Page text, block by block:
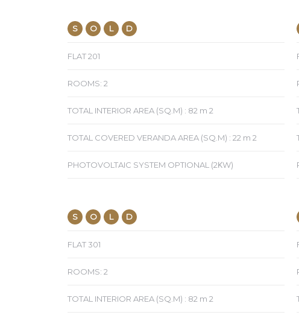
S O L D
FLAT 201
ROOMS: 2
TOTAL INTERIOR AREA (SQ.M) : 82 m 2
TOTAL COVERED VERANDA AREA (SQ.M) : 22 m 2
PHOTOVOLTAIC SYSTEM OPTIONAL (2ΚW)
S O L D
FLAT 301
ROOMS: 2
TOTAL INTERIOR AREA (SQ.M) : 82 m 2